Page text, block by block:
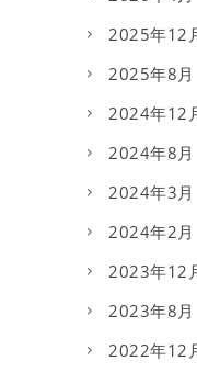
2025年12
2025年8月
2024年12
2024年8月
2024年3月
2024年2月
2023年12
2023年8月
2022年12